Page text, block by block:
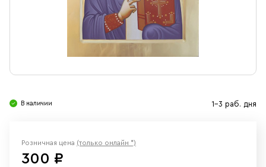
Ювелирные изделия
В наличии 1-3 раб. дня
Розничная цена (только онлайн *)
300 ₽